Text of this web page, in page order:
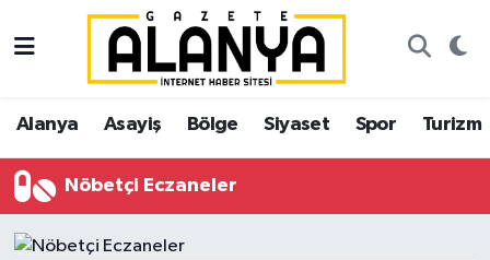
Alanya Asayiş Bölge Siyaset Spor Turizm
Nöbetçi Eczaneler
Alanya
Asayiş
Bölge
Siyaset
İstanbul Nöbetçi Eczaneler
İstanbul Hava Durumu
İstanbul Trafik Yoğunluk Haritası
Süper Lig Puan Durumu ve Fikstür